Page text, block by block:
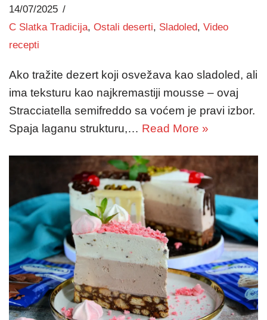
14/07/2025
C Slatka Tradicija, Ostali deserti, Sladoled, Video
recepti
Ako tražite dezert koji osvežava kao sladoled, ali
ima teksturu kao najkremastiji mousse – ovaj
Stracciatella semifreddo sa voćem je pravi izbor.
Spaja laganu strukturu,… Read More »